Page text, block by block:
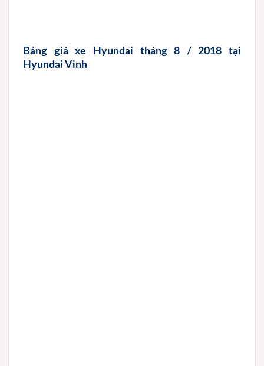
Bảng giá xe Hyundai tháng 8 / 2018 tại
Hyundai Vinh